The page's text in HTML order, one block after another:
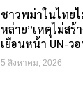
ชาวพม่าในไทย
หล่าย”เหตุไม่สร้
เยือนหน้า UN-ว
5 สิงหาคม, 2026